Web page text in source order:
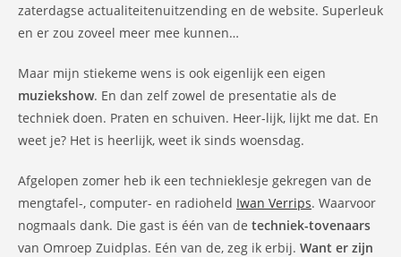
zaterdagse actualiteitenuitzending en de website. Superleuk
en er zou zoveel meer mee kunnen…
Maar mijn stiekeme wens is ook eigenlijk een eigen
muziekshow. En dan zelf zowel de presentatie als de
techniek doen. Praten en schuiven. Heer-lijk, lijkt me dat. En
weet je? Het is heerlijk, weet ik sinds woensdag.
Afgelopen zomer heb ik een technieklesje gekregen van de
mengtafel-, computer- en radioheld Iwan Verrips. Waarvoor
nogmaals dank. Die gast is één van de techniek-tovenaars
van Omroep Zuidplas. Eén van de, zeg ik erbij. Want er zijn